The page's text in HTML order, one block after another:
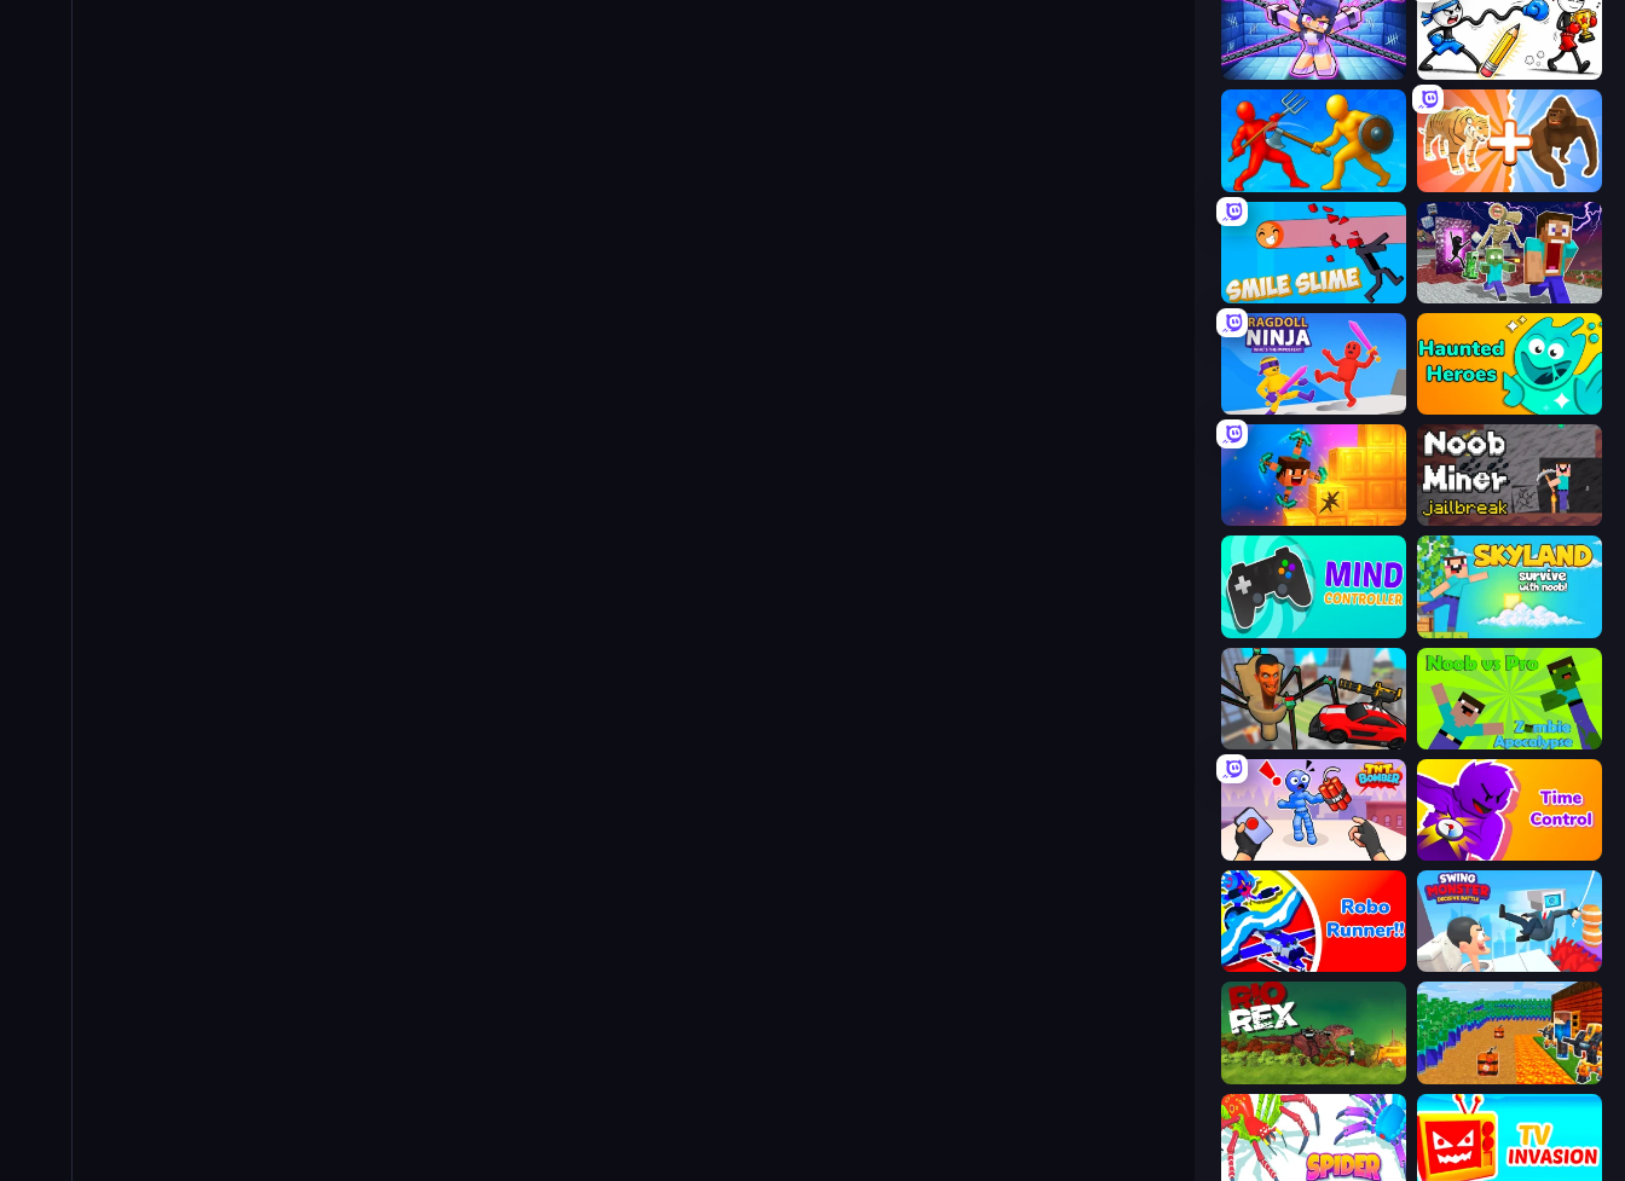
Mini Mine Doodle Smash
Epic Sword Battle! Fight in Arena Animal DNA Run
Smile Slime Monster School Herobrine Siren Head
Ragdoll Ninja: Imposter Hero Haunted Heroes
Merge & Dig! Noob Miner: Escape From Prison
Mind Controller Skyland Survive With Noob!
Cars vs Skibidi Toilet Noob vs Pro: Zombie Apocalypse
TNT Bomber Time Control!
Robo Runner Swing Monster: Decisive Battle
Rio Rex Noob Tower Defense